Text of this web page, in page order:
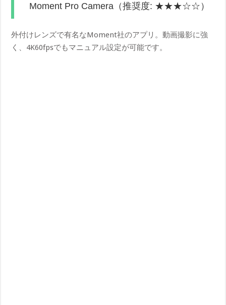
Moment Pro Camera（推奨度: ★★★☆☆）
外付けレンズで有名なMoment社のアプリ。動画撮影に強
く、4K60fpsでもマニュアル設定が可能です。